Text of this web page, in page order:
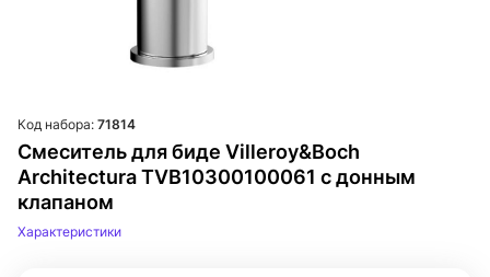
Смеситель для биде Villeroy&Boch
Architectura TVB10300100061 с донным
клапаном
Код набора: 71814
Характеристики